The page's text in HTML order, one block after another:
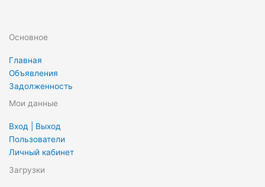
Основное
Главная
Объявления
Задолженность
Мои данные
Вход | Выход
Пользователи
Личный кабинет
Загрузки